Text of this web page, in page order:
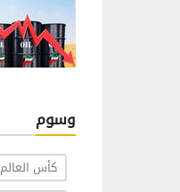
وسوم
كأس العالم 2026